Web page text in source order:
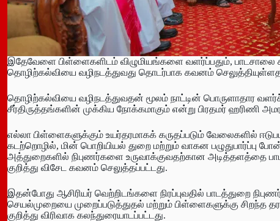
இதேவேளை பிள்ளைகளிடம் விழுமியங்களை வளர்ப்பதும்,
தொழிற்கல்வியை வழிநடத்துவது தொடர்பாக கவனம்
தொழிற்கல்வியை வழிநடத்துவதன் மூலம் நாட்டின் பொருளாதார
சீர்திருத்தங்களின் முக்கிய நோக்கமாகும் என்று பிரதமர் ஹரிணி
எல்லா பிள்ளைகளுக்கும் உயர்தரமாகக் கருதப்படும் வேலைகளில்
கடற்றொழில், மின் பொறியியல் துறை மற்றும் வாகன பழுதுபார்ப்பு
அத்துறைகளில் நிபுணர்களை உருவாக்குவதற்கான அடித்தளத்தை
குறித்து விசேட கவனம் செலுத்தப்பட்டது.
இதன்போது ஆசிரியர் வெற்றிடங்களை நிரப்புவதில் பாடத்துறை
செயல்முறையை முறைப்படுத்துதல் மற்றும் பிள்ளைகளுக்கு சிறந்த
குறித்து விரிவாக கலந்துரையாடப்பட்டது.